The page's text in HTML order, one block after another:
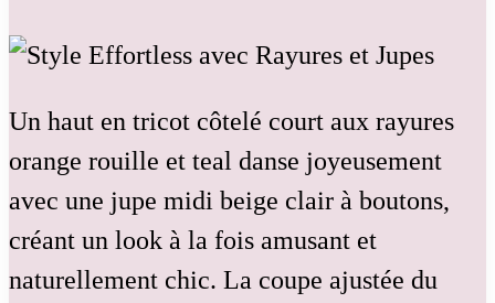
Un haut en tricot côtelé court aux rayures
orange rouille et teal danse joyeusement
avec une jupe midi beige clair à boutons,
créant un look à la fois amusant et
naturellement chic. La coupe ajustée du